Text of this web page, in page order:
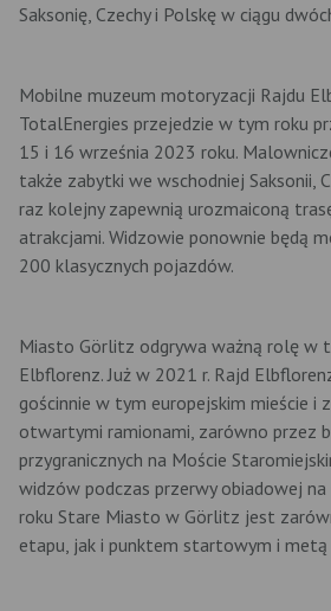
Saksonię, Czechy i Polskę w ciągu
Mobilne muzeum motoryzacji Rajdu
TotalEnergies przejedzie w tym roku
15 i 16 września 2023 roku.
także zabytki we wschodniej Saksonii,
raz kolejny zapewnią urozmaiconą
atrakcjami. Widzowie ponownie będą
200 klasycznych pojazdów.
Miasto Görlitz odgrywa ważną rolę w
Elbflorenz. Już w 2021 r. Rajd
gościnnie w tym europejskim mieście i
otwartymi ramionami, zarówno przez
przygranicznych na Moście
widzów podczas przerwy obiadowej na
roku Stare Miasto w Görlitz jest
etapu, jak i punktem startowym i